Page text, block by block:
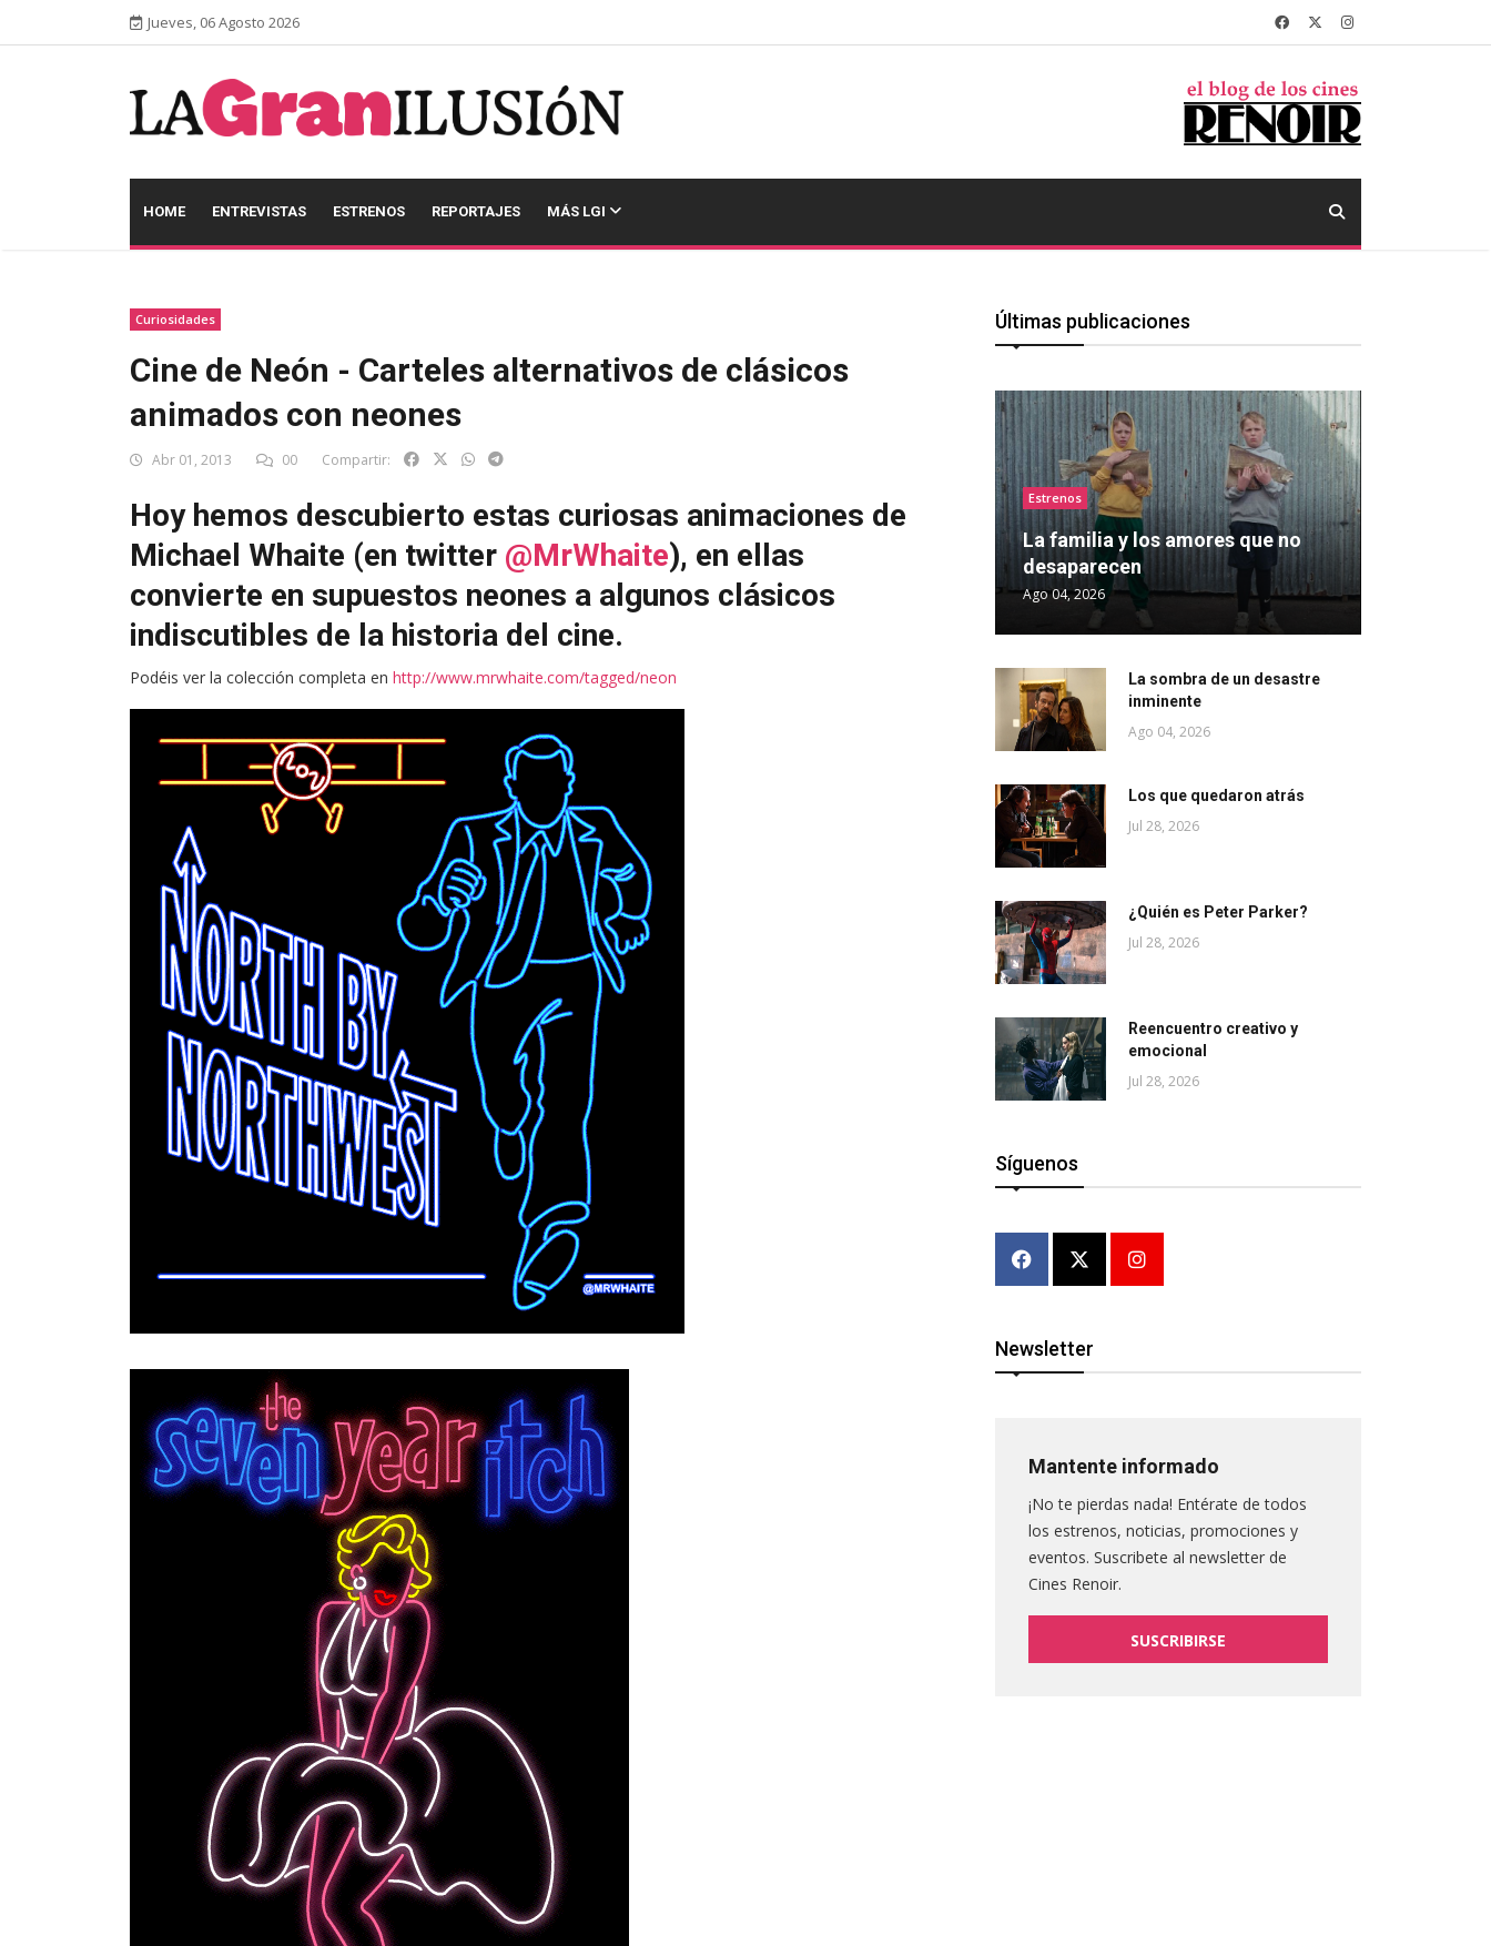
Jueves, 06 Agosto 2026
HOME ENTREVISTAS ESTRENOS REPORTAJES MÁS LGI
Curiosidades
Cine de Neón - Carteles alternativos de clásicos
animados con neones
Abr 01, 2013 00 Compartir:
Hoy hemos descubierto estas curiosas animaciones de
Michael Whaite (en twitter @MrWhaite), en ellas
convierte en supuestos neones a algunos clásicos
indiscutibles de la historia del cine.
Podéis ver la colección completa en http://www.mrwhaite.com/tagged/neon
Últimas publicaciones
Estrenos
La familia y los amores que no
desaparecen
Ago 04, 2026
La sombra de un desastre
inminente
Ago 04, 2026
Los que quedaron atrás
Jul 28, 2026
¿Quién es Peter Parker?
Jul 28, 2026
Reencuentro creativo y
emocional
Jul 28, 2026
Síguenos
Newsletter
Mantente informado
¡No te pierdas nada! Entérate de todos
los estrenos, noticias, promociones y
eventos. Suscribete al newsletter de
Cines Renoir.
SUSCRIBIRSE